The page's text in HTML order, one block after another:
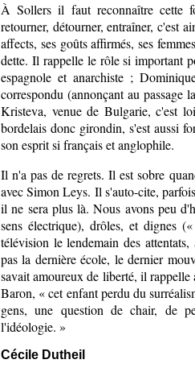
À Sollers il faut reconnaître cette
retourner, détourner, entraîner, c'est
affects, ses goûts affirmés, ses
dette. Il rappelle le rôle si important
espagnole et anarchiste ;
correspondu (annonçant au
Kristeva, venue de Bulgarie, c'est
bordelais donc girondin, s'est aussi
son esprit si français et anglophile.
Il n'a pas de regrets. Il est sobre
avec Simon Leys. Il s'auto-cite,
il ne sera plus là. Nous avons peu
sens électrique), drôles, et dignes
télévision le lendemain des
pas la dernière école, le dernier
savait amoureux de liberté, il
Baron, « cet enfant perdu du
gens, une question de chair, de
l'idéologie. »
Cécile Dutheil